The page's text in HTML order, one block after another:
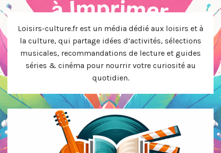
Loisirs-culture.fr est un média dédié aux loisirs et à
la culture, qui partage idées d’activités, sélections
musicales, recommandations de lecture et guides
séries & cinéma pour nourrir votre curiosité au
quotidien.